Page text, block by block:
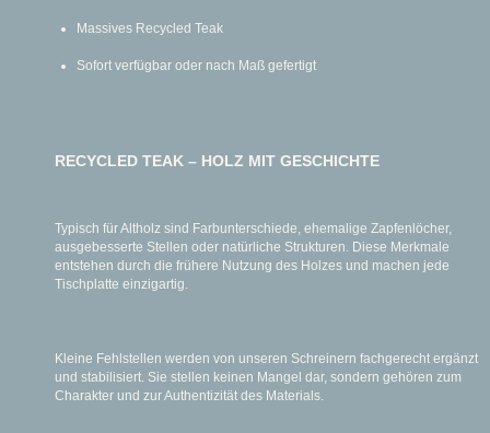
Massives Recycled Teak
Sofort verfügbar oder nach Maß gefertigt
RECYCLED TEAK – HOLZ MIT GESCHICHTE
Typisch für Altholz sind Farbunterschiede, ehemalige Zapfenlöcher,
ausgebesserte Stellen oder natürliche Strukturen. Diese Merkmale
entstehen durch die frühere Nutzung des Holzes und machen jede
Tischplatte einzigartig.
Kleine Fehlstellen werden von unseren Schreinern fachgerecht ergänzt
und stabilisiert. Sie stellen keinen Mangel dar, sondern gehören zum
Charakter und zur Authentizität des Materials.